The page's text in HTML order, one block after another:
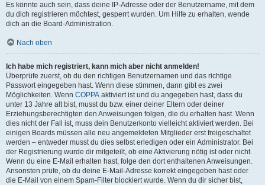
Es könnte auch sein, dass deine IP-Adresse oder der Benutzername, mit dem
du dich registrieren möchtest, gesperrt wurden. Um Hilfe zu erhalten, wende
dich an die Board-Administration.
Nach oben
Ich habe mich registriert, kann mich aber nicht anmelden!
Überprüfe zuerst, ob du den richtigen Benutzernamen und das richtige
Passwort eingegeben hast. Wenn diese stimmen, dann gibt es zwei
Möglichkeiten. Wenn COPPA aktiviert ist und du angegeben hast, dass du
unter 13 Jahre alt bist, musst du bzw. einer deiner Eltern oder deiner
Erziehungsberechtigten den Anweisungen folgen, die du erhalten hast. Wenn
dies nicht der Fall ist, muss dein Benutzerkonto vielleicht aktiviert werden. Bei
einigen Boards müssen alle neu angemeldeten Mitglieder erst freigeschaltet
werden – entweder musst du dies selbst erledigen oder ein Administrator. Bei
der Registrierung wurde dir mitgeteilt, ob eine Aktivierung nötig ist oder nicht.
Wenn du eine E-Mail erhalten hast, folge den dort enthaltenen Anweisungen.
Ansonsten prüfe, ob du deine E-Mail-Adresse korrekt eingegeben hast oder
die E-Mail von einem Spam-Filter blockiert wurde. Wenn du dir sicher bist,